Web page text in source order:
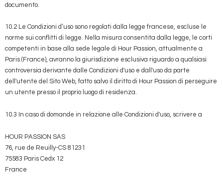
documento.
10.2 Le Condizioni d’uso sono regolati dalla legge francese, escluse le
norme sui conflitti di legge. Nella misura consentita dalla legge, le corti
competenti in base alla sede legale di Hour Passion, attualmente a
Paris (France), avranno la giurisdizione esclusiva riguardo a qualsiasi
controversia derivante dalle Condizioni d'uso e dall'uso da parte
dell'utente del Sito Web, fatto salvo il diritto di Hour Passion di perseguire
un utente presso il proprio luogo di residenza.
10.3 In caso di domande in relazione alle Condizioni d'uso, scrivere a
HOUR PASSION SAS
76, rue de Reuilly-CS 81231
75583 Paris Cedx 12
France